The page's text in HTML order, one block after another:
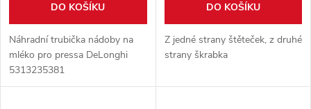
DO KOŠÍKU
Náhradní trubička nádoby na
mléko pro pressa DeLonghi
5313235381
DO KOŠÍKU
Z jedné strany štěteček, z druhé
strany škrabka